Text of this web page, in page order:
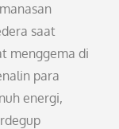
saat
menggema di
para
energi,